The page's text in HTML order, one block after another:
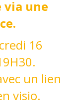
via une
16
un lien
visio.